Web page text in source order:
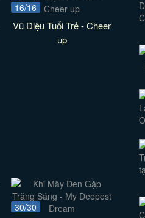
16/16
Vũ Điệu Tuổi Trẻ - Cheer
up
30/30